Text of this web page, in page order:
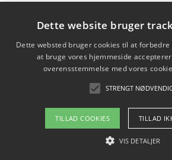
klimaændringer
Hvordan citater om fossile
Copyright 2026 -
Om / kontakt
Dette website bruger
Dette websted bruger cookies til at
at bruge vores hjemmeside
overensstemmelse med vores
STRENGT
TILLAD COOKIES TILLAD
VIS DETALJER